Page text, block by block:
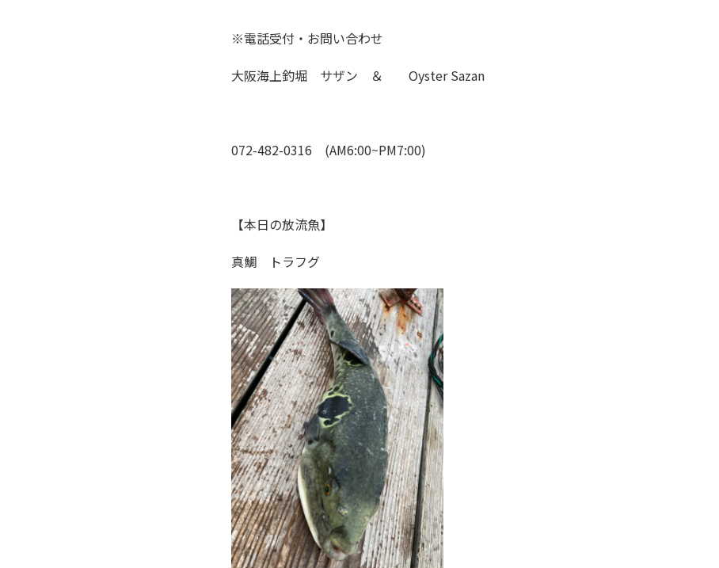
※電話受付・お問い合わせ
大阪海上釣堀 サザン ＆ Oyster Sazan
072-482-0316 (AM6:00~PM7:00)
【本日の放流魚】
真鯛 トラフグ